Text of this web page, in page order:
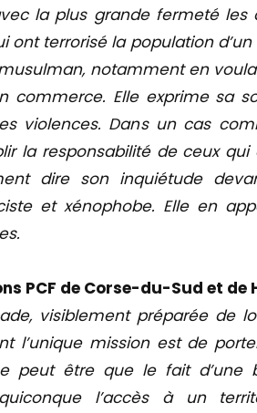
la plus grande fermeté les
ont terrorisé la population
notamment en
commerce. Elle exprime sa
violences. Dans un cas
la responsabilité de ceux
dire son inquiétude
et xénophobe. Elle en
PCF de Corse-du-Sud et de
visiblement préparée de
l’unique mission est de
peut être que le fait d’une
l’accès à un